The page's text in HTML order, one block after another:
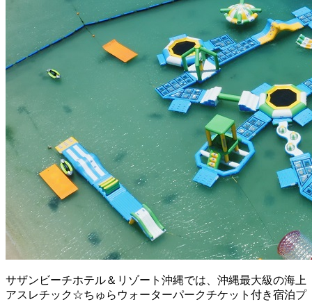
サザンビーチホテル＆リゾート沖縄では、沖縄最大級の海上
アスレチック☆ちゅらウォーターパークチケット付き宿泊プ